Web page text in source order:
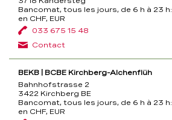
Bancomat, tous les jours, de 6 h à 23 h:
en CHF, EUR
033 675 15 48
Contact
BEKB | BCBE Kirchberg-Alchenflüh
Bahnhofstrasse 2
3422 Kirchberg BE
Bancomat, tous les jours, de 6 h à 23 h:
en CHF, EUR